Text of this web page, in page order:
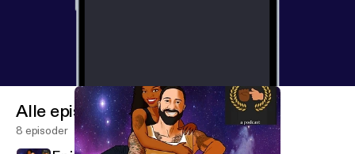
Alle episoder
8 episoder